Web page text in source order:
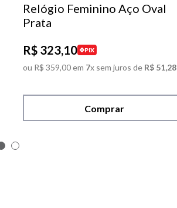
Relógio Feminino Aço Oval
Prata
R$ 323,10 PIX
ou R$ 359,00em 7x sem juros de R$ 51,28
Comprar